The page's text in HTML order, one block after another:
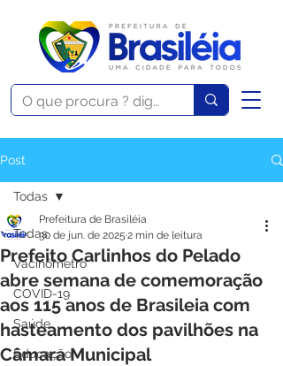
Post
Todas
Vacinômetro
COVID-19
Saúde
Educação
Todas
Prefeito Carlinhos do Pelado
abre semana de comemoração
aos 115 anos de Brasileia com
hasteamento dos pavilhões na
Câmara Municipal
Prefeitura de Brasiléia
30 de jun. de 2025 2 min de leitura